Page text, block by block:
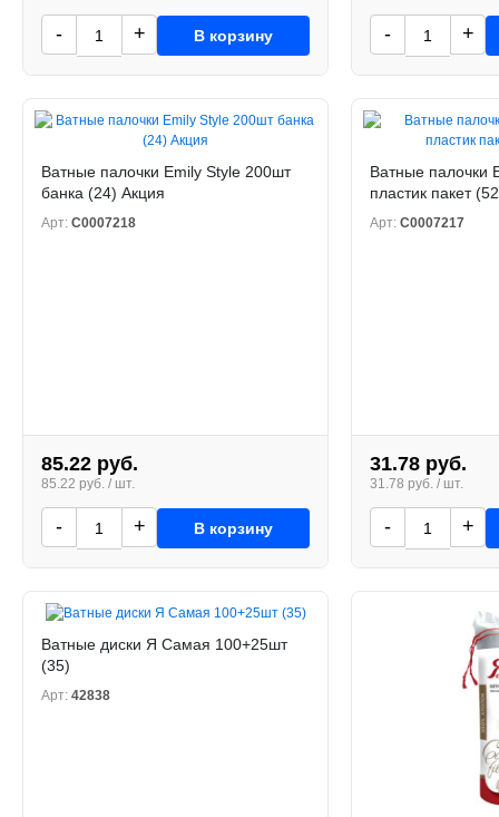
- + В корзину - +
Ватные палочки Emily Style 200шт
банка (24) Акция
Арт: С0007218
85.22 руб.
85.22 руб. / шт.
- + В корзину
Ватные палочки
пластик пакет
Арт: С0007217
31.78 руб.
31.78 руб. / шт.
- +
Ватные диски Я Самая 100+25шт
(35)
Арт: 42838